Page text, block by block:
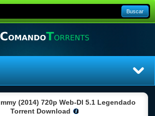
Buscar
(2014) 720p Web-Dl 5.1 Legendado
Torrent Download